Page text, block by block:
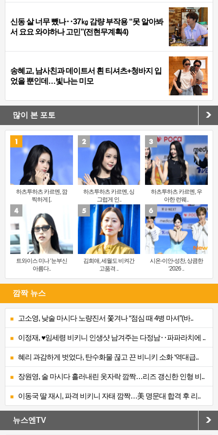
신동 살 너무 뺐나‥37㎏ 감량 부작용 “못 알아봐
서 요요 와야하나 고민”(전현무계획4)
송혜교, 남사친과 데이트서 흰 티셔츠+청바지 입
었을 뿐인데…빛나는 미모
많이 본 포토
하츠투하츠 카르멘, 깜
찍하게 [..
하츠투하츠 카르멘, 싱
그럽게 인..
하츠투하츠 카르멘, 우
아한 런웨..
트와이스 미나 ‘눈부신
아름다..
김희애, 세월도 비켜간
고품격 ..
시온-이안-성찬, 상큼한
‘2026 ..
깜짝 뉴스
고소영, 낮술 마시다 노량진서 쫓겨나 “점심 때 4병 마셔”(바..
이정재, ♥임세령 비키니 인생샷 남겨주는 다정남‥파파라치에 ..
혜리 과감하게 벗었다, 탄수화물 끊고 끈 비니키 소화 ‘역대급..
장원영, 술 마시다 흘러내린 옷자락 깜짝…리즈 갱신한 인형 비..
이동국 딸 재시, 파격 비키니 자태 깜짝…美 명문대 합격 후 리..
뉴스엔TV